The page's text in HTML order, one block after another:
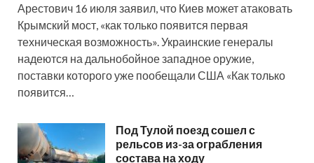
Арестович 16 июля заявил, что Киев может атаковать
Крымский мост, «как только появится первая
техническая возможность». Украинские генералы
надеются на дальнобойное западное оружие,
поставки которого уже пообещали США «Как только
появится…
Под Тулой поезд сошел с
рельсов из-за ограбления
состава на ходу